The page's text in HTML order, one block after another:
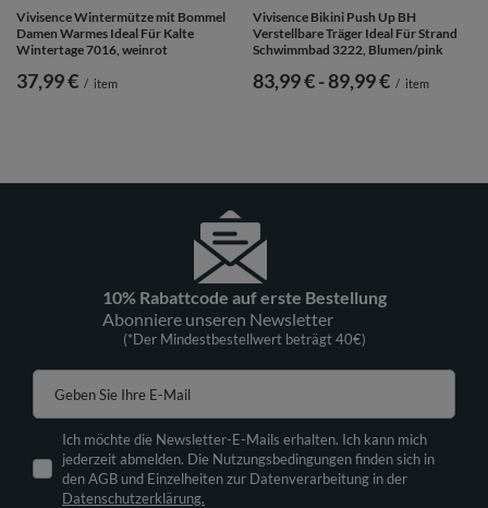
Vivisence Wintermütze mit Bommel
Damen Warmes Ideal Für Kalte
Wintertage 7016, weinrot
37,99 € / item
Vivisence Bikini Push Up BH
Verstellbare Träger Ideal Für Strand
Schwimmbad 3222, Blumen/pink
ab
83,99 €-bis
89,99 € / item
10% Rabattcode auf erste Bestellung
Abonniere unseren Newsletter
(*Der Mindestbestellwert beträgt 40€)
Geben Sie Ihre E-Mail
Ich möchte die Newsletter-E-Mails erhalten. Ich kann mich
jederzeit abmelden. Die Nutzungsbedingungen finden sich in
den AGB und Einzelheiten zur Datenverarbeitung in der
Datenschutzerklärung.